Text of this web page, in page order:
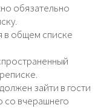
обязательно
в общем списке
зайти в гости
со вчерашнего